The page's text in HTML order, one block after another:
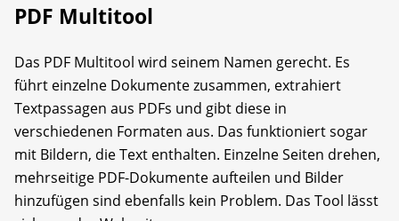
PDF Multitool
Das PDF Multitool wird seinem Namen gerecht. Es
führt einzelne Dokumente zusammen, extrahiert
Textpassagen aus PDFs und gibt diese in
verschiedenen Formaten aus. Das funktioniert sogar
mit Bildern, die Text enthalten. Einzelne Seiten drehen,
mehrseitige PDF-Dokumente aufteilen und Bilder
hinzufügen sind ebenfalls kein Problem. Das Tool lässt